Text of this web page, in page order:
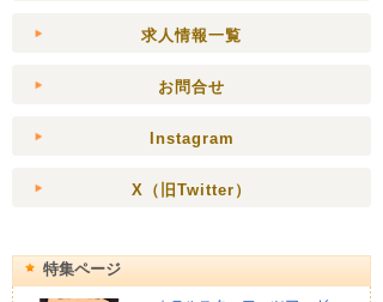
求人情報一覧
お問合せ
Instagram
X（旧Twitter）
特集ページ